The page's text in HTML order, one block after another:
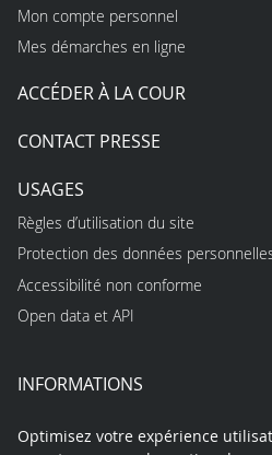
Mon compte personnel
Mes démarches en ligne
ACCÉDER À LA COUR
CONTACT PRESSE
USAGES
Règles d’utilisation du site
Protection des données
Accessibilité non conforme
Open data et API
INFORMATIONS
Optimisez votre expérience